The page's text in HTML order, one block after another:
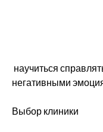
негативными
Выбор клиники